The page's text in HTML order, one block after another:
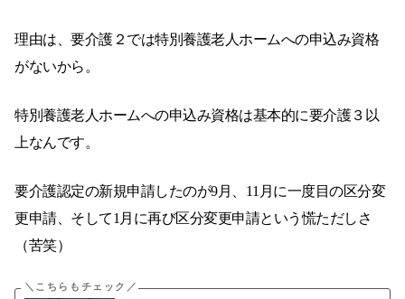
理由は、要介護２では特別養護老人ホームへの申込み資格
がないから。
特別養護老人ホームへの申込み資格は基本的に要介護３以
上なんです。
要介護認定の新規申請したのが9月、11月に一度目の区分変
更申請、そして1月に再び区分変更申請という慌ただしさ
（苦笑）